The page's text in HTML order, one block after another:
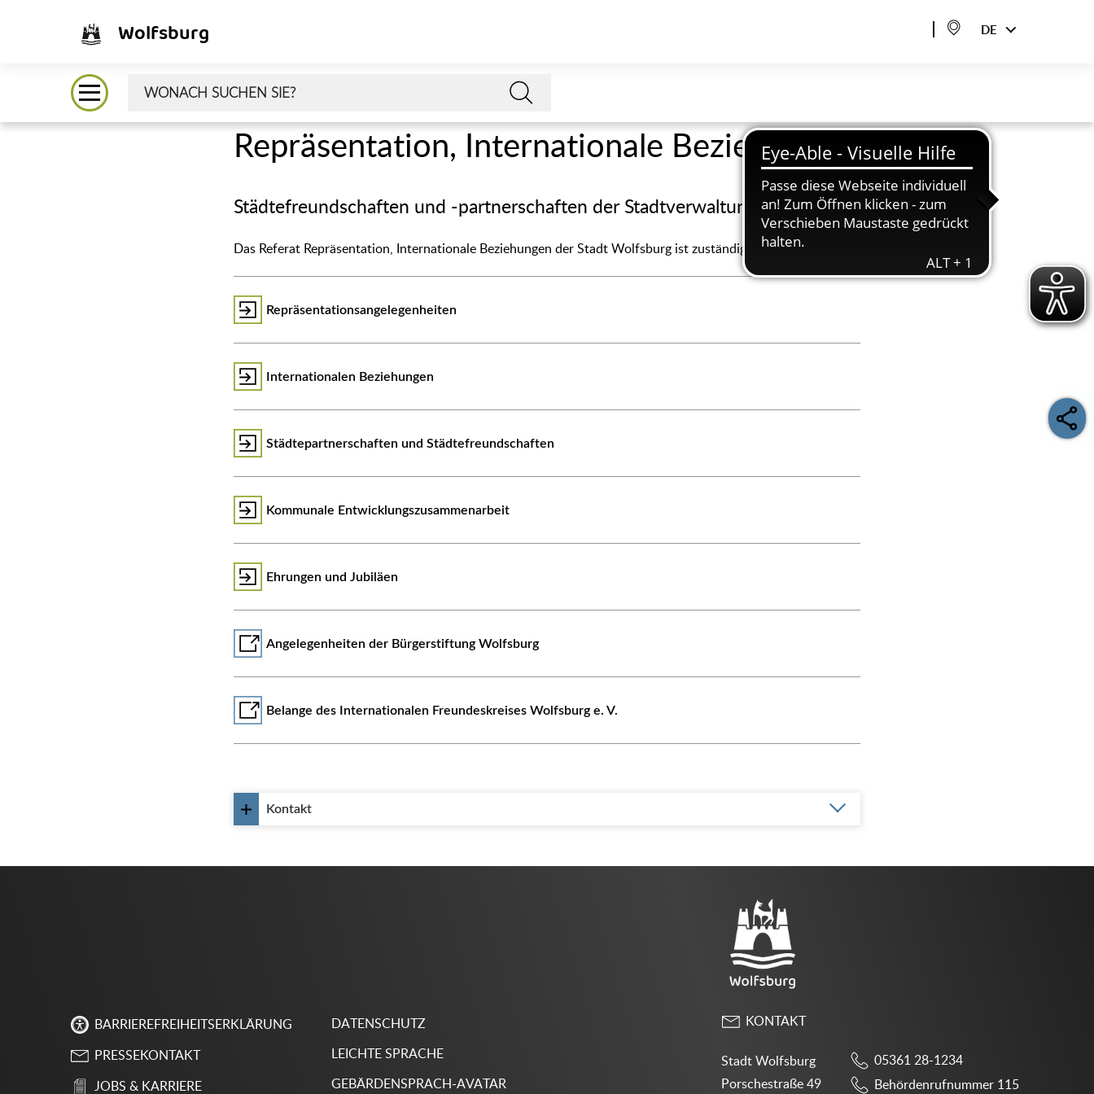
Wolfsburg DE
Repräsentation, Internationale Beziehungen
Städtefreundschaften und -partnerschaften der Stadtverwaltung
Das Referat Repräsentation, Internationale Beziehungen der Stadt Wolfsburg ist zuständig für:
Repräsentationsangelegenheiten
Internationalen Beziehungen
Städtepartnerschaften und Städtefreundschaften
Kommunale Entwicklungszusammenarbeit
Ehrungen und Jubiläen
Angelegenheiten der Bürgerstiftung Wolfsburg
Belange des Internationalen Freundeskreises Wolfsburg e. V.
Kontakt
BARRIEREFREIHEITSERKLÄRUNG
PRESSEKONTAKT
JOBS & KARRIERE
DATENSCHUTZ
LEICHTE SPRACHE
GEBÄRDENSPRACH-AVATAR
KONTAKT
Stadt Wolfsburg
Porschestraße 49
05361 28-1234
Behördenrufnummer 115